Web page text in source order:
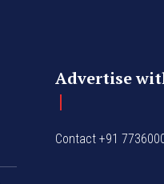
Advertise
Contact +91